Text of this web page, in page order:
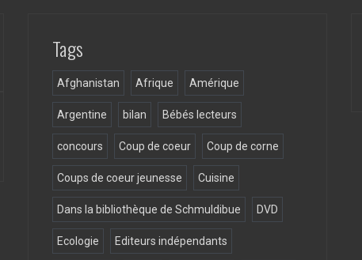
Tags
Afghanistan Afrique Amérique
Argentine bilan Bébés lecteurs
concours Coup de coeur Coup de corne
Coups de coeur jeunesse Cuisine
Dans la bibliothèque de Schmuldibue DVD
Ecologie Editeurs indépendants